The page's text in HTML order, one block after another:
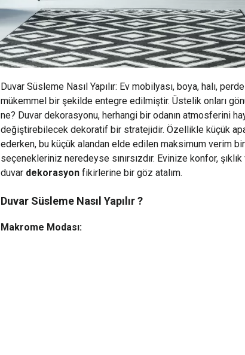
Duvar Süsleme Nasıl Yapılır: Ev mobilyası, boya, halı,
mükemmel bir şekilde entegre edilmiştir. Üstelik onları
ne? Duvar dekorasyonu, herhangi bir odanın atmosferini
değiştirebilecek dekoratif bir stratejidir. Özellikle küçük
ederken, bu küçük alandan elde edilen maksimum verim
seçenekleriniz neredeyse sınırsızdır. Evinize konfor,
duvar dekorasyon fikirlerine bir göz atalım.
Duvar Süsleme Nasıl Yapılır ?
Makrome Modası: